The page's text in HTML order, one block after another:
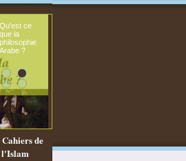
Qu'est ce
que la
philosophie
Arabe ?
de
l'Islam